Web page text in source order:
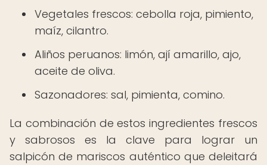
Vegetales frescos: cebolla roja, pimiento,
maíz, cilantro.
Aliños peruanos: limón, ají amarillo, ajo,
aceite de oliva.
Sazonadores: sal, pimienta, comino.
La combinación de estos ingredientes frescos
y sabrosos es la clave para lograr un
salpicón de mariscos auténtico que deleitará